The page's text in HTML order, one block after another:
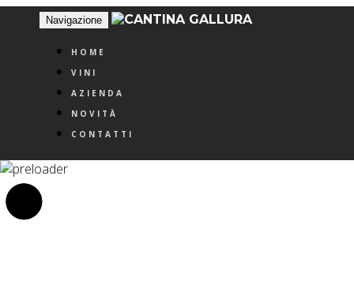
Navigazione
HOME
VINI
AZIENDA
NOVITÀ
CONTATTI